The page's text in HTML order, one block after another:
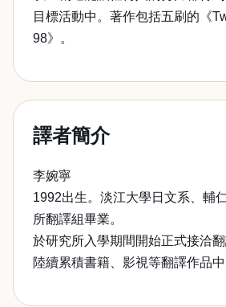
目標活動中。著作包括五刷的《
98》。
譯者簡介
李婉寧
1992出生。淡江大學日文系、輔
所翻譯組畢業。
於研究所入學期間開始正式接洽
陸續累積書籍、影視等翻譯作品中